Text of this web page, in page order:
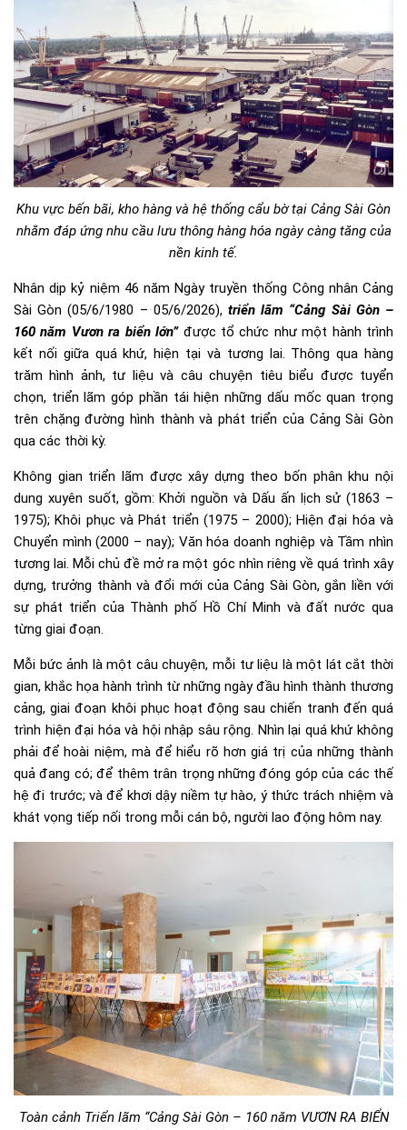
Khu vực bến bãi, kho hàng và hệ thống cẩu bờ tại Cảng Sài Gòn
nhằm đáp ứng nhu cầu lưu thông hàng hóa ngày càng tăng của
nền kinh tế.
Nhân dịp kỷ niệm 46 năm Ngày truyền thống Công nhân Cảng
Sài Gòn (05/6/1980 – 05/6/2026), triển lãm “Cảng Sài Gòn –
160 năm Vươn ra biển lớn”được tổ chức như một hành trình
kết nối giữa quá khứ, hiện tại và tương lai. Thông qua hàng
trăm hình ảnh, tư liệu và câu chuyện tiêu biểu được tuyển
chọn, triển lãm góp phần tái hiện những dấu mốc quan trọng
trên chặng đường hình thành và phát triển của Cảng Sài Gòn
qua các thời kỳ.
Không gian triển lãm được xây dựng theo bốn phân khu nội
dung xuyên suốt, gồm: Khởi nguồn và Dấu ấn lịch sử (1863 –
1975); Khôi phục và Phát triển (1975 – 2000); Hiện đại hóa và
Chuyển mình (2000 – nay); Văn hóa doanh nghiệp và Tầm nhìn
tương lai. Mỗi chủ đề mở ra một góc nhìn riêng về quá trình xây
dựng, trưởng thành và đổi mới của Cảng Sài Gòn, gắn liền với
sự phát triển của Thành phố Hồ Chí Minh và đất nước qua
từng giai đoạn.
Mỗi bức ảnh là một câu chuyện, mỗi tư liệu là một lát cắt thời
gian, khắc họa hành trình từ những ngày đầu hình thành thương
cảng, giai đoạn khôi phục hoạt động sau chiến tranh đến quá
trình hiện đại hóa và hội nhập sâu rộng. Nhìn lại quá khứ không
phải để hoài niệm, mà để hiểu rõ hơn giá trị của những thành
quả đang có; để thêm trân trọng những đóng góp của các thế
hệ đi trước; và để khơi dậy niềm tự hào, ý thức trách nhiệm và
khát vọng tiếp nối trong mỗi cán bộ, người lao động hôm nay.
Toàn cảnh Triển lãm “Cảng Sài Gòn – 160 năm VƯƠN RA BIỂN